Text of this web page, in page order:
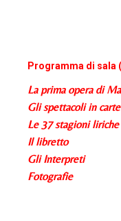
Programma di sala
La prima opera di
Gli spettacoli in
Le 37 stagioni
Il libretto
Gli Interpreti
Fotografie